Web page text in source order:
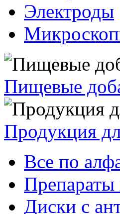
Электроды
Пищевые
Продукция
Все по
Препараты
Диски с